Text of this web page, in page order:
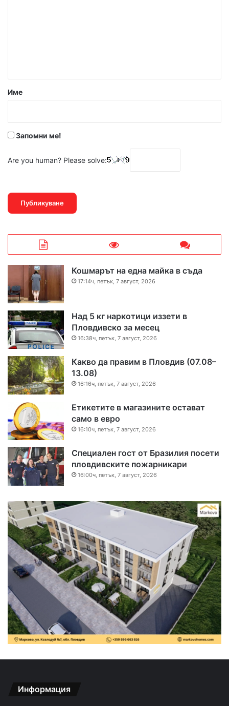
р
Име
Запомни ме!
Are you human? Please solve:
Кошмарът на една майка в съда
17:14ч, петък, 7 август, 2026
Над 5 кг наркотици иззети в
Пловдивско за месец
16:38ч, петък, 7 август, 2026
Какво да правим в Пловдив (07.08–
13.08)
16:16ч, петък, 7 август, 2026
Етикетите в магазините остават
само в евро
16:10ч, петък, 7 август, 2026
Специален гост от Бразилия посети
пловдивските пожарникари
16:00ч, петък, 7 август, 2026
Информация